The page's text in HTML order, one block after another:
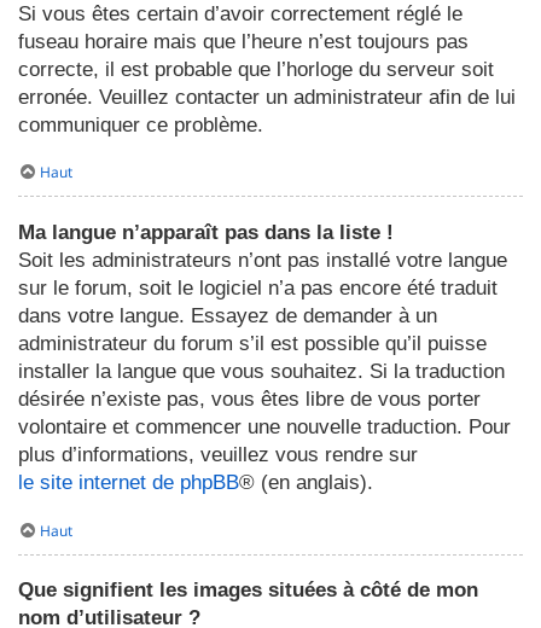
Si vous êtes certain d’avoir correctement réglé le
fuseau horaire mais que l’heure n’est toujours pas
correcte, il est probable que l’horloge du serveur soit
erronée. Veuillez contacter un administrateur afin de lui
communiquer ce problème.
Haut
Ma langue n’apparaît pas dans la liste !
Soit les administrateurs n’ont pas installé votre langue
sur le forum, soit le logiciel n’a pas encore été traduit
dans votre langue. Essayez de demander à un
administrateur du forum s’il est possible qu’il puisse
installer la langue que vous souhaitez. Si la traduction
désirée n’existe pas, vous êtes libre de vous porter
volontaire et commencer une nouvelle traduction. Pour
plus d’informations, veuillez vous rendre sur
le site internet de phpBB® (en anglais).
Haut
Que signifient les images situées à côté de mon
nom d’utilisateur ?